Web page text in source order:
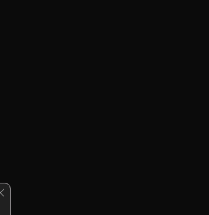
Fermer la bannière des cookies GDPR